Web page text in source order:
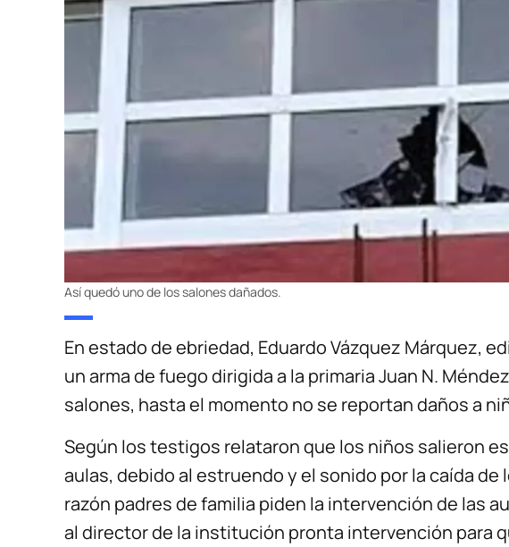
Así quedó uno de los salones dañados.
En estado de ebriedad, Eduardo Vázquez Márquez,
un arma de fuego dirigida a la primaria Juan N.
salones, hasta el momento no se reportan daños a
Según los testigos relataron que los niños salieron
aulas, debido al estruendo y el sonido por la caída
razón padres de familia piden la intervención de las
al director de la institución pronta intervención para